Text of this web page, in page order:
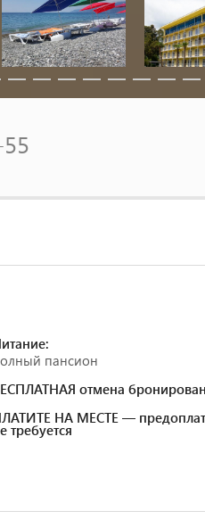
пансион
отмена
НА МЕСТЕ —
требуется